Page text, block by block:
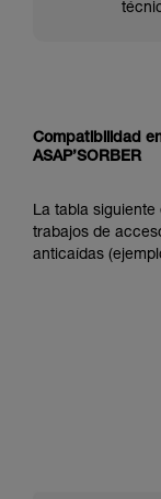
Compatibilidad
ASAP’SORBER
La tabla
trabajos de
anticaídas